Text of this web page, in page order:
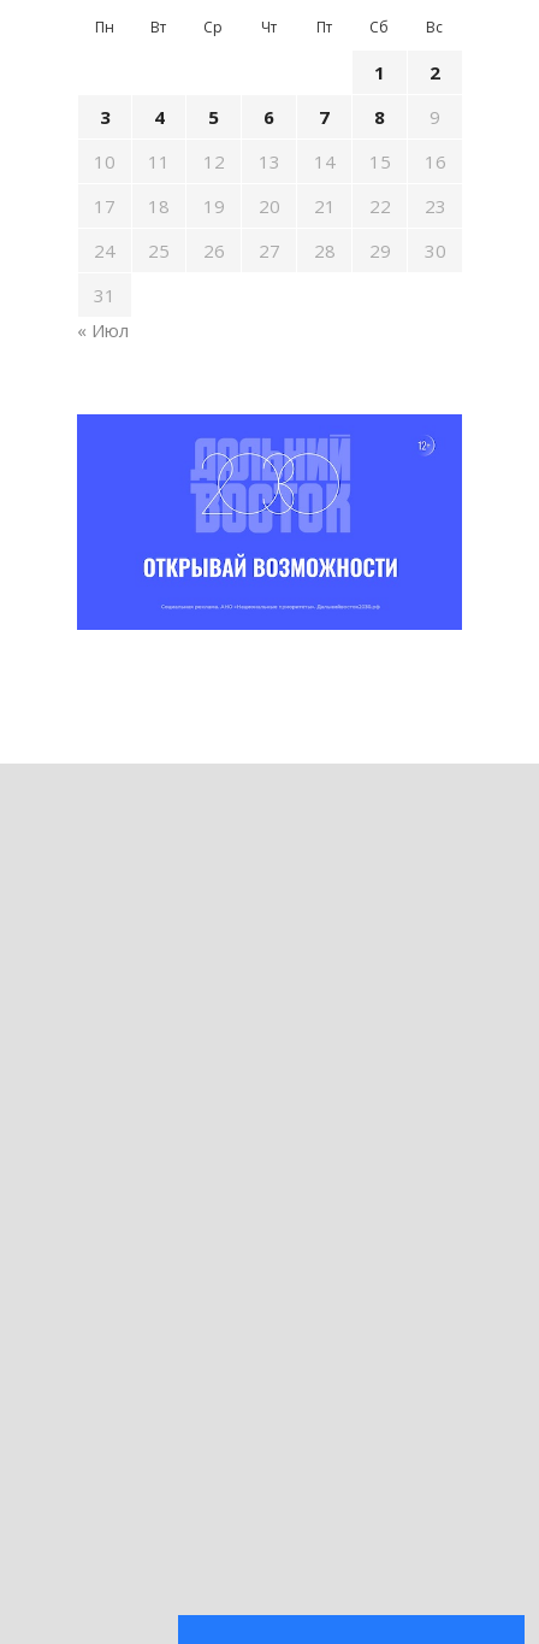
Пн Вт Ср Чт Пт Сб Вс
1
2
3
4 5 6 7 8
9
10
11 12 13 14 15
16
17
18 19 20 21 22
23
24
25 26 27 28 29
30
31
« Июл